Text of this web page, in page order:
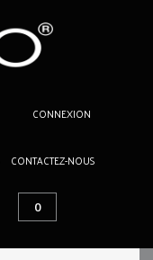
CONNEXION
CONTACTEZ-NOUS
0